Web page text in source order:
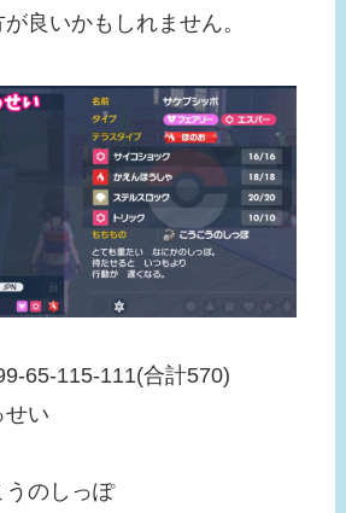
良いかもしれません。
65-115-111(合計570)
せい
うのしっぽ